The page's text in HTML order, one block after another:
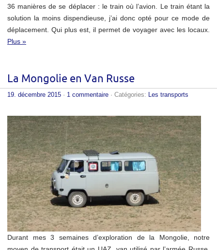
36 manières de se déplacer : le train où l’avion. Le train étant la
solution la moins dispendieuse, j’ai donc opté pour ce mode de
déplacement. Qui plus est, il permet de voyager avec les locaux.
Plus »
La Mongolie en Van Russe
19. décembre 2015 · 1 commentaire · Catégories: Les transports
Durant mes 3 semaines d’exploration de la Mongolie, notre